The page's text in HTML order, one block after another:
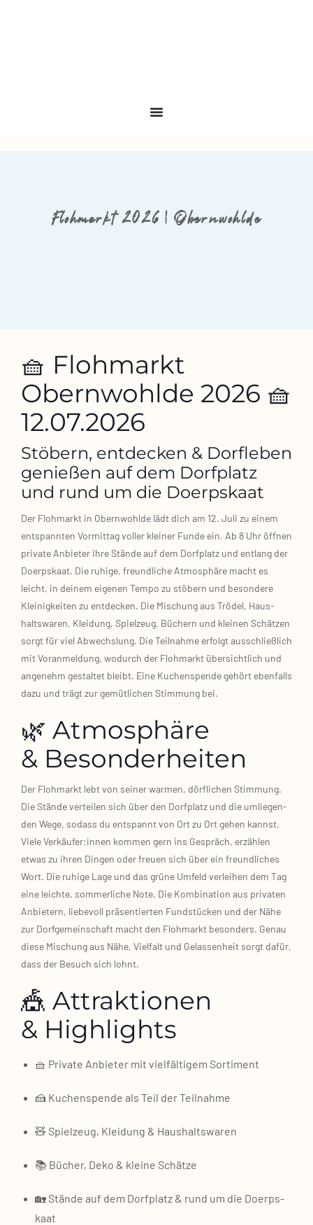
Flohmarkt 2026 | Obernwohlde
🧺 Flohmarkt
Obernwohlde 2026 🧺
12.07.2026
Stöbern, entdecken & Dorfleben
genießen auf dem Dorfplatz
und rund um die Doerpskaat
Der Floh­markt in Obern­wohl­de lädt dich am 12. Juli zu einem
ent­spann­ten Vor­mit­tag vol­ler klei­ner Fun­de ein. Ab 8 Uhr öff­nen
pri­va­te Anbie­ter ihre Stän­de auf dem Dorf­platz und ent­lang der
Doerps­kaat. Die ruhi­ge, freund­li­che Atmo­sphä­re macht es
leicht, in dei­nem eige­nen Tem­po zu stö­bern und beson­de­re
Klei­nig­kei­ten zu ent­de­cken. Die Mischung aus Trö­del, Haus­
halts­wa­ren, Klei­dung, Spiel­zeug, Büchern und klei­nen Schät­zen
sorgt für viel Abwechs­lung. Die Teil­nah­me erfolgt aus­schließ­lich
mit Vor­anmel­dung, wodurch der Floh­markt über­sicht­lich und
ange­nehm gestal­tet bleibt. Eine Kuchen­spen­de gehört eben­falls
dazu und trägt zur gemüt­li­chen Stim­mung bei.
🌿 Atmosphäre
& Besonderheiten
Der Floh­markt lebt von sei­ner war­men, dörf­li­chen Stim­mung.
Die Stän­de ver­tei­len sich über den Dorf­platz und die umlie­gen­
den Wege, sodass du ent­spannt von Ort zu Ort gehen kannst.
Vie­le Verkäufer:innen kom­men gern ins Gespräch, erzäh­len
etwas zu ihren Din­gen oder freu­en sich über ein freund­li­ches
Wort. Die ruhi­ge Lage und das grü­ne Umfeld ver­lei­hen dem Tag
eine leich­te, som­mer­li­che Note. Die Kom­bi­na­ti­on aus pri­va­ten
Anbie­tern, lie­be­voll prä­sen­tier­ten Fund­stü­cken und der Nähe
zur Dorf­ge­mein­schaft macht den Floh­markt beson­ders. Genau
die­se Mischung aus Nähe, Viel­falt und Gelas­sen­heit sorgt dafür,
dass der Besuch sich lohnt.
🎪 Attraktionen
& Highlights
🧺 Pri­va­te Anbie­ter mit viel­fäl­ti­gem Sor­ti­ment
🍰 Kuchen­spen­de als Teil der Teil­nah­me
🧸 Spiel­zeug, Klei­dung & Haus­halts­wa­ren
📚 Bücher, Deko & klei­ne Schät­ze
🏡 Stän­de auf dem Dorf­platz & rund um die Doerps­
kaat